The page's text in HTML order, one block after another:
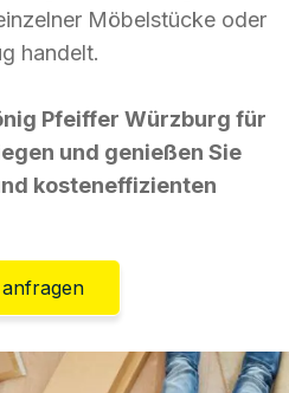
Möbelstücke oder
handelt.
Pfeiffer Würzburg für
und genießen Sie
kosteneffizienten